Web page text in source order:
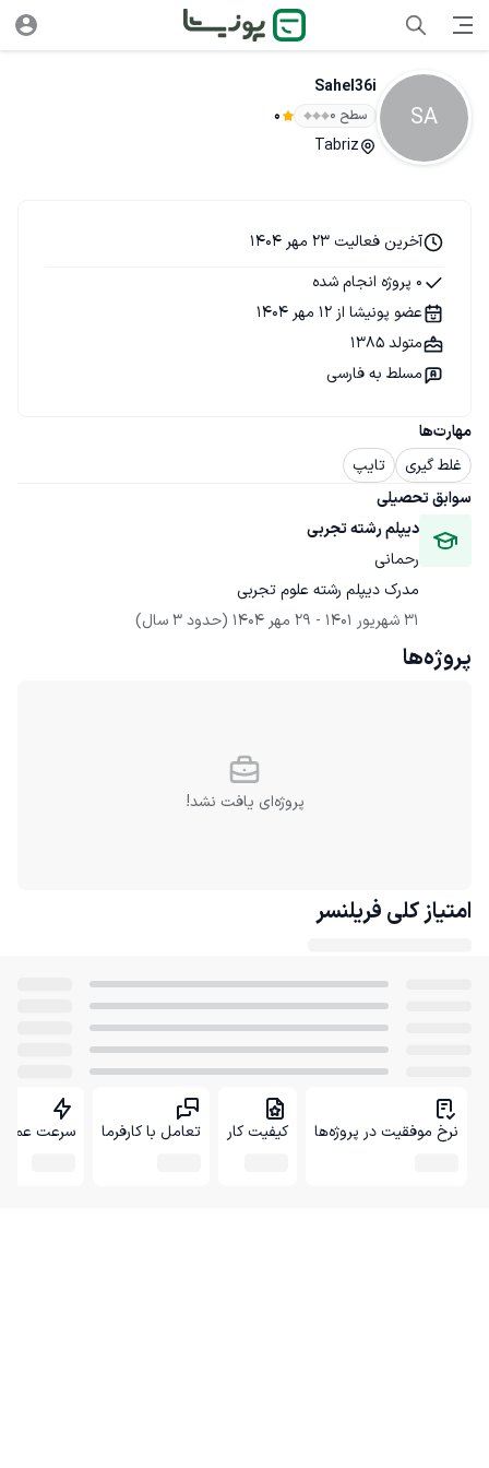
SA
Sahel36i
سطح ۰ 0
Tabriz
مهارت‌ها
غلط گیری
تایپ
سوابق تحصیلی
دیپلم رشته تجربی
رحمانی
مدرک دیپلم رشته علوم تجربی
31 شهریور 1401
- 29 مهر 1404 (حدود 3 سال)
آخرین فعالیت 23 مهر 1404
0 پروژه انجام شده
عضو پونیشا از 12 مهر 1404
متولد 1385
مسلط به فارسی
پروژه‌ها
پروژه‌ای یافت نشد!
امتیاز کلی فریلنسر
نرخ موفقیت در پروژه‌ها کیفیت کار تعامل با کارفرما سرعت عمل